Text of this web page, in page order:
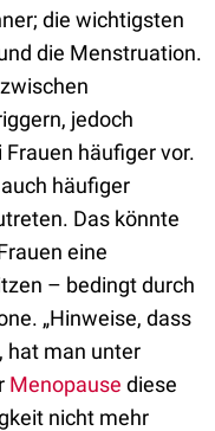
die wichtigsten
die Menstruation.
jedoch
häufiger vor.
häufiger
Das könnte
eine
– bedingt durch
„Hinweise, dass
hat man unter
Menopause diese
nicht mehr